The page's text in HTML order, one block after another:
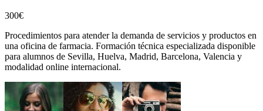
300€
Procedimientos para atender la demanda de servicios y productos en
una oficina de farmacia. Formación técnica especializada disponible
para alumnos de Sevilla, Huelva, Madrid, Barcelona, Valencia y
modalidad online internacional.